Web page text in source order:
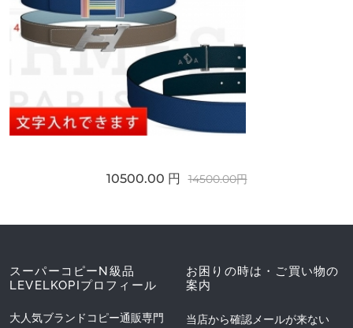
10500.00 円 14500.00円
スーパーコピーN級品
LEVELKOPIプロフィール
大人気ブランドコピー通販専門
お困りの時は・ご買い物の
案内
当店から確認メールが来ない